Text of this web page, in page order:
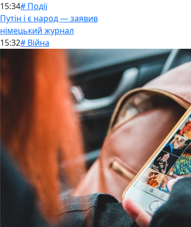
15:34# Події
Путін і є народ — заявив
німецький журнал
15:32# Війна